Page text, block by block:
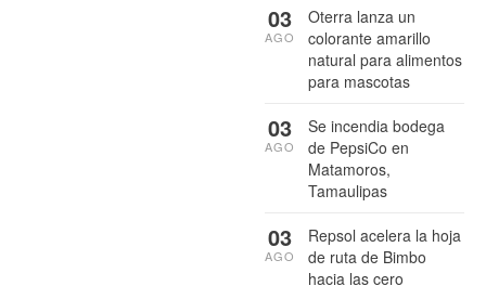
Oterra lanza un
colorante amarillo
natural para alimentos
para mascotas
03
AGO
Se incendia bodega
de PepsiCo en
Matamoros,
Tamaulipas
03
AGO
Repsol acelera la hoja
de ruta de Bimbo
hacia las cero
03
AGO